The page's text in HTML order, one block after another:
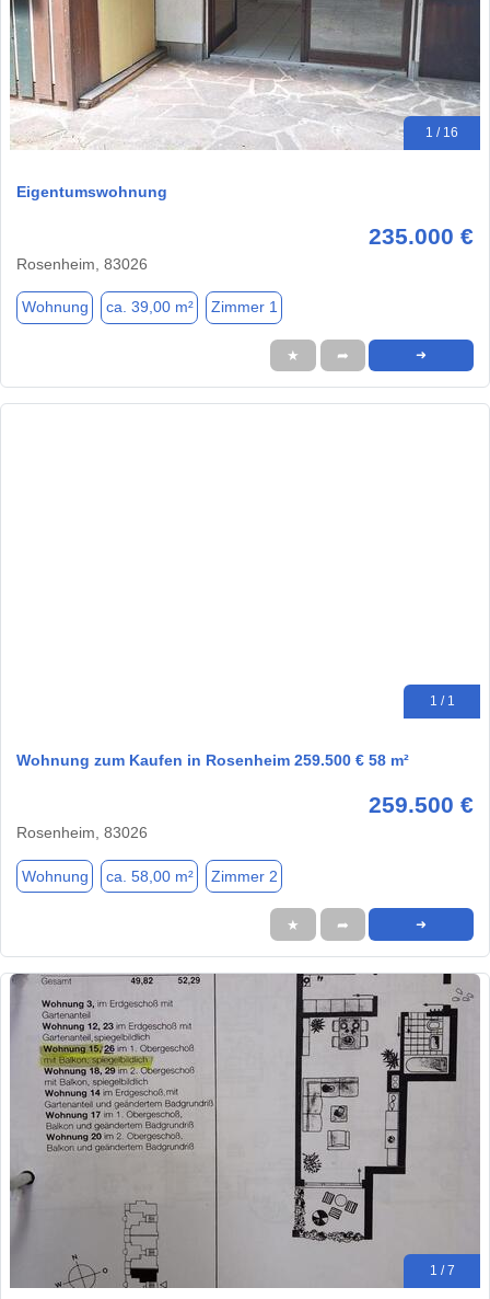
1 / 16
Eigentumswohnung
235.000 €
Rosenheim, 83026
Wohnung ca. 39,00 m² Zimmer 1
★ ➦ ➜
1 / 1
Wohnung zum Kaufen in Rosenheim 259.500 € 58 m²
259.500 €
Rosenheim, 83026
Wohnung ca. 58,00 m² Zimmer 2
★ ➦ ➜
1 / 7